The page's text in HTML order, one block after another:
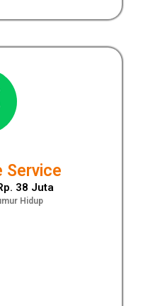
Service
38 Juta
Hidup